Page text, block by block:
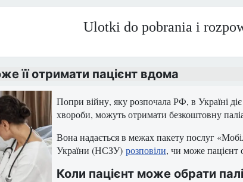
Ulotki do pobrania i
її отримати пацієнт вдома
Попри війну, яку розпочала РФ, в Україні діє
хвороби, можуть отримати безкоштовну
Вона надається в межах пакету послуг
України (НСЗУ) розповіли, чи може пацієнт
Коли пацієнт може обрати